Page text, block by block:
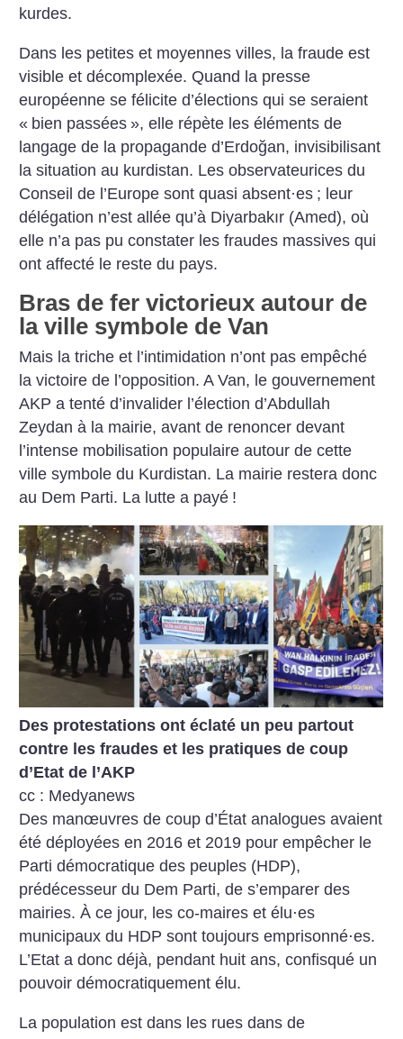
kurdes.
Dans les petites et moyennes villes, la fraude est
visible et décomplexée. Quand la presse
européenne se félicite d’élections qui se seraient
« bien passées », elle répète les éléments de
langage de la propagande d’Erdoğan, invisibilisant
la situation au kurdistan. Les observateurices du
Conseil de l’Europe sont quasi absent·es ; leur
délégation n’est allée qu’à Diyarbakır (Amed), où
elle n’a pas pu constater les fraudes massives qui
ont affecté le reste du pays.
Bras de fer victorieux autour de
la ville symbole de Van
Mais la triche et l’intimidation n’ont pas empêché
la victoire de l’opposition. A Van, le gouvernement
AKP a tenté d’invalider l’élection d’Abdullah
Zeydan à la mairie, avant de renoncer devant
l’intense mobilisation populaire autour de cette
ville symbole du Kurdistan. La mairie restera donc
au Dem Parti. La lutte a payé !
Des protestations ont éclaté un peu partout
contre les fraudes et les pratiques de coup
d’Etat de l’AKP
cc : Medyanews
Des manœuvres de coup d’État analogues avaient
été déployées en 2016 et 2019 pour empêcher le
Parti démocratique des peuples (HDP),
prédécesseur du Dem Parti, de s’emparer des
mairies. À ce jour, les co-maires et élu⋅es
municipaux du HDP sont toujours emprisonné⋅es.
L’Etat a donc déjà, pendant huit ans, confisqué un
pouvoir démocratiquement élu.
La population est dans les rues dans de